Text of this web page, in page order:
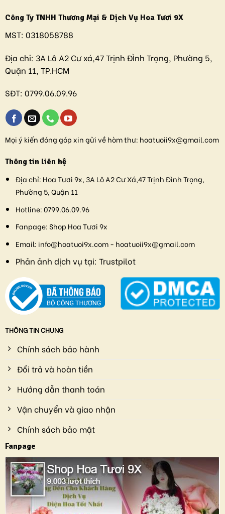
Công Ty TNHH Thương Mại & Dịch Vụ Hoa Tươi 9X
MST: 0318058788
Địa chỉ: 3A Lô A2 Cư xá,47 Trịnh ĐÌnh Trọng, Phường 5,
Quận 11, TP.HCM
SĐT: 0799.06.09.96
Mọi ý kiến đóng góp xin gửi về hòm thư: hoatuoii9x@gmail.com
Thông tin liên hệ
Địa chỉ: Hoa Tươi 9x, 3A Lô A2 Cư Xá,47 Trịnh Đình Trọng,
Phường 5, Quận 11
Hotline:0799.06.09.96
Fanpage:Shop Hoa Tươi 9x
Email: info@hoatuoi9x.com - hoatuoii9x@gmail.com
Phản ảnh dịch vụ tại: Trustpilot
THÔNG TIN CHUNG
Chính sách bảo hành
Đổi trả và hoàn tiền
Hướng dẫn thanh toán
Vận chuyển và giao nhận
Chính sách bảo mật
Fanpage